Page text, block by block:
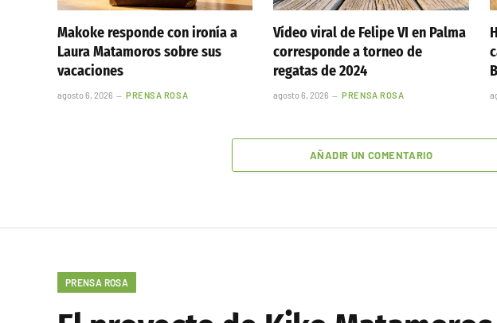
Makoke responde con ironía a
Laura Matamoros sobre sus
vacaciones
agosto 6, 2026 PRENSA ROSA
Vídeo viral de Felipe VI en Palma
corresponde a torneo de
regatas de 2024
agosto 6, 2026 PRENSA ROSA
AÑADIR UN COMENTARIO
PRENSA ROSA